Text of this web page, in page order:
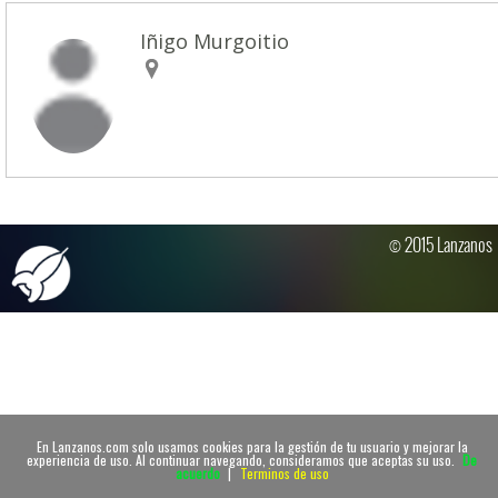
En Lanzanos.com solo usamos cookies para la gestión de tu usuario y mejorar la
experiencia de uso. Al continuar navegando, consideramos que aceptas su uso. De
acuerdo | Terminos de uso
Iñigo Murgoitio
© 2015 Lanzanos